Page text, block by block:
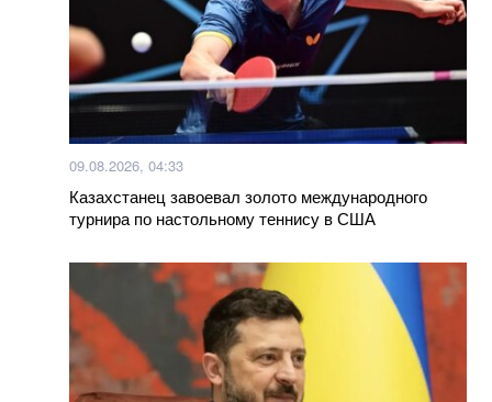
09.08.2026, 04:33
Казахстанец завоевал золото международного
турнира по настольному теннису в США